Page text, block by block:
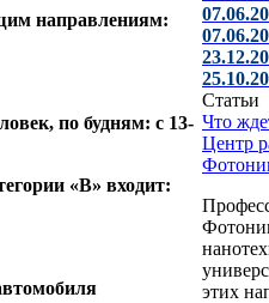
направлениям:
по будням: с 13-
«В» входит:
Статьи
Что
Центр
этих